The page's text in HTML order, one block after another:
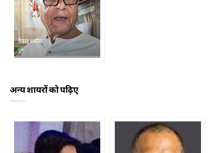
क़ैसर शमीम
गुरु
अन्य शायरों को पढ़िए